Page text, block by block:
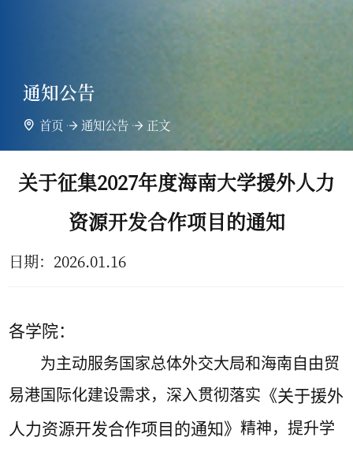
通知公告
首页 通知公告 正文
关于征集2027年度海南大学援外人力
资源开发合作项目的通知
日期： 2026.01.16
各学院：
为主动服务国家总体外交大局和海南自由贸
易港国际化建设需求， 深入贯彻落实 《关于援外
人力资源开发合作项目的通知》精神，提升学